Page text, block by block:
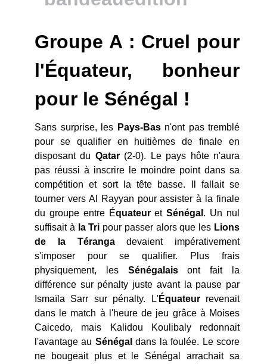
Groupe A : Cruel pour
l'Équateur, bonheur
pour le Sénégal !
Sans surprise, les Pays-Bas n'ont pas tremblé
pour se qualifier en huitièmes de finale en
disposant du Qatar(2-0). Le pays hôte n'aura
pas réussi à inscrire le moindre point dans sa
compétition et sort la tête basse. Il fallait se
tourner vers Al Rayyan pour assister à la finale
du groupe entre ÉquateuretSénégal . Un nul
suffisait à la Tri pour passer alors que les Lions
de la Térangadevaient impérativement
s'imposer pour se qualifier. Plus frais
physiquement, les Sénégalaisont fait la
différence sur pénalty juste avant la pause par
Ismaïla Sarr sur pénalty. L'Équateurrevenait
dans le match à l'heure de jeu grâce à Moises
Caicedo, mais Kalidou Koulibaly redonnait
l'avantage au Sénégal dans la foulée. Le score
ne bougeait plus et le Sénégal arrachait sa